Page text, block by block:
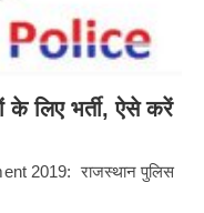
के लिए भर्ती, ऐसे करें
2019: राजस्थान पुलिस